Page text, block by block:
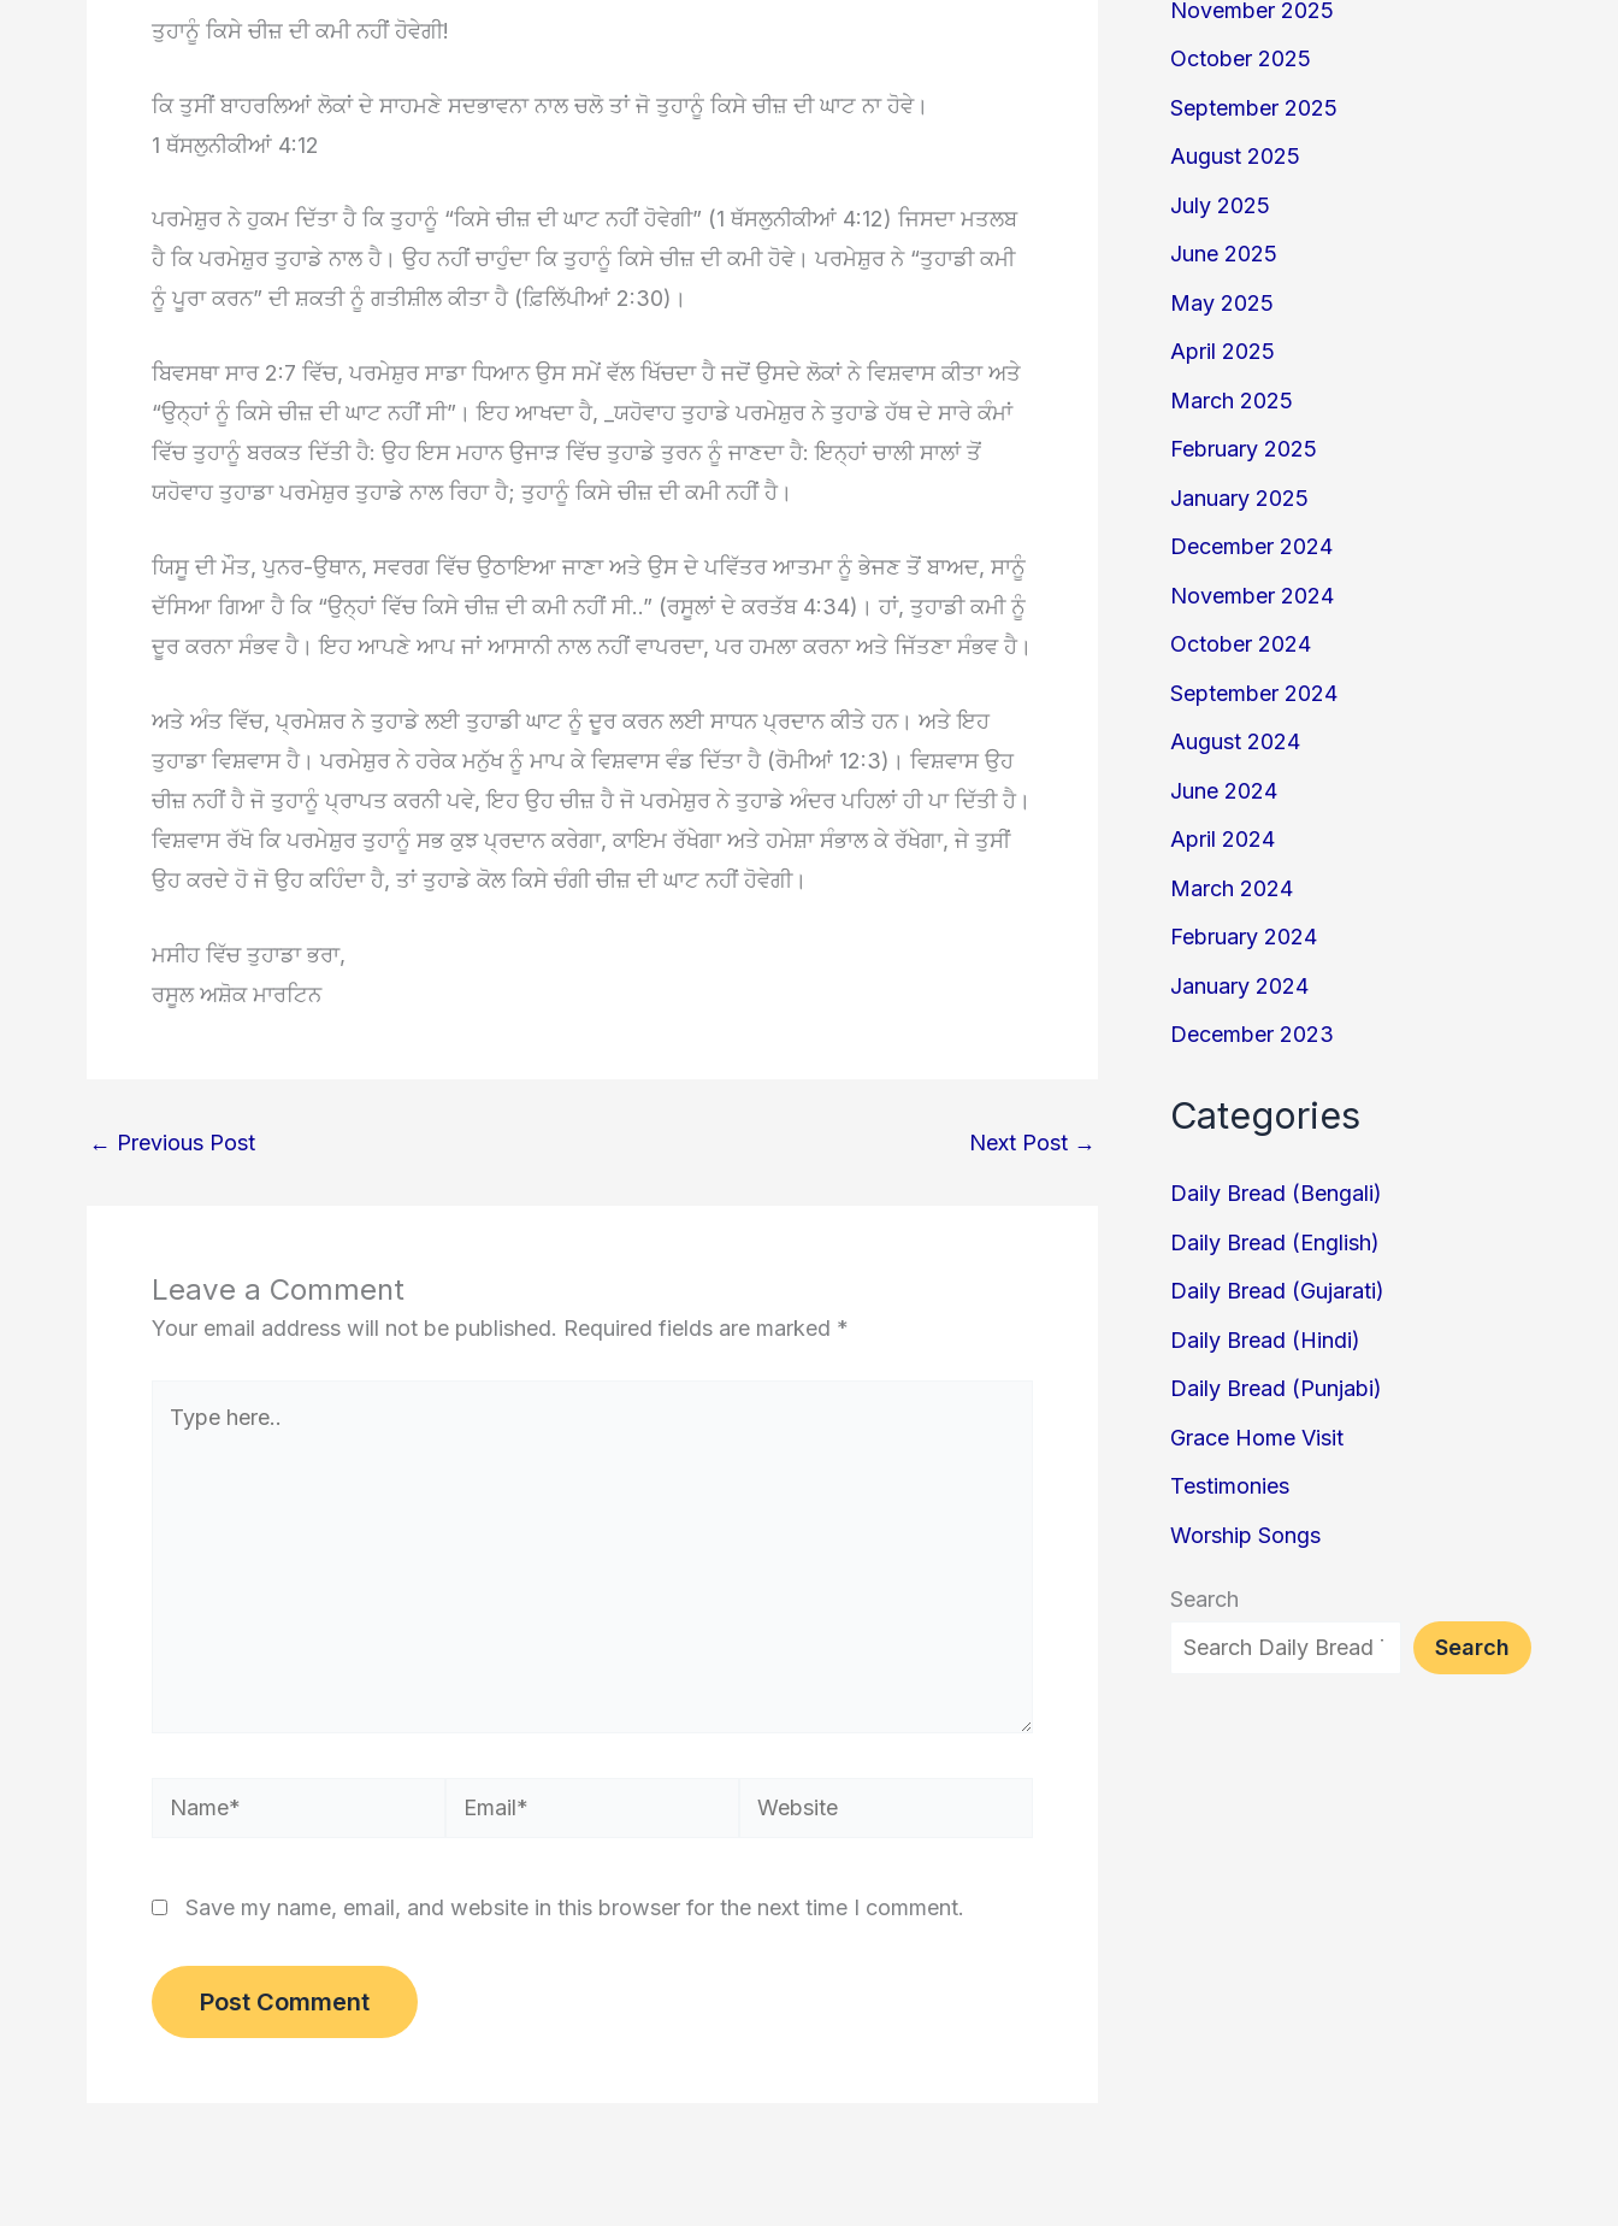
ਤੁਹਾਨੂੰ ਕਿਸੇ ਚੀਜ਼ ਦੀ ਕਮੀ ਨਹੀਂ ਹੋਵੇਗੀ!
ਕਿ ਤੁਸੀਂ ਬਾਹਰਲਿਆਂ ਲੋਕਾਂ ਦੇ ਸਾਹਮਣੇ ਸਦਭਾਵਨਾ ਨਾਲ ਚਲੋ ਤਾਂ ਜੋ ਤੁਹਾਨੂੰ ਕਿਸੇ ਚੀਜ਼ ਦੀ ਘਾਟ ਨਾ ਹੋਵੇ।
1 ਥੱਸਲੁਨੀਕੀਆਂ 4:12
ਪਰਮੇਸ਼ੁਰ ਨੇ ਹੁਕਮ ਦਿੱਤਾ ਹੈ ਕਿ ਤੁਹਾਨੂੰ “ਕਿਸੇ ਚੀਜ਼ ਦੀ ਘਾਟ ਨਹੀਂ ਹੋਵੇਗੀ” (1 ਥੱਸਲੁਨੀਕੀਆਂ 4:12) ਜਿਸਦਾ ਮਤਲਬ
ਹੈ ਕਿ ਪਰਮੇਸ਼ੁਰ ਤੁਹਾਡੇ ਨਾਲ ਹੈ। ਉਹ ਨਹੀਂ ਚਾਹੁੰਦਾ ਕਿ ਤੁਹਾਨੂੰ ਕਿਸੇ ਚੀਜ਼ ਦੀ ਕਮੀ ਹੋਵੇ। ਪਰਮੇਸ਼ੁਰ ਨੇ “ਤੁਹਾਡੀ ਕਮੀ
ਨੂੰ ਪੂਰਾ ਕਰਨ” ਦੀ ਸ਼ਕਤੀ ਨੂੰ ਗਤੀਸ਼ੀਲ ਕੀਤਾ ਹੈ (ਫ਼ਿਲਿੱਪੀਆਂ 2:30)।
ਬਿਵਸਥਾ ਸਾਰ 2:7 ਵਿੱਚ, ਪਰਮੇਸ਼ੁਰ ਸਾਡਾ ਧਿਆਨ ਉਸ ਸਮੇਂ ਵੱਲ ਖਿੱਚਦਾ ਹੈ ਜਦੋਂ ਉਸਦੇ ਲੋਕਾਂ ਨੇ ਵਿਸ਼ਵਾਸ ਕੀਤਾ ਅਤੇ
“ਉਨ੍ਹਾਂ ਨੂੰ ਕਿਸੇ ਚੀਜ਼ ਦੀ ਘਾਟ ਨਹੀਂ ਸੀ”। ਇਹ ਆਖਦਾ ਹੈ, _ਯਹੋਵਾਹ ਤੁਹਾਡੇ ਪਰਮੇਸ਼ੁਰ ਨੇ ਤੁਹਾਡੇ ਹੱਥ ਦੇ ਸਾਰੇ ਕੰਮਾਂ
ਵਿੱਚ ਤੁਹਾਨੂੰ ਬਰਕਤ ਦਿੱਤੀ ਹੈ: ਉਹ ਇਸ ਮਹਾਨ ਉਜਾੜ ਵਿੱਚ ਤੁਹਾਡੇ ਤੁਰਨ ਨੂੰ ਜਾਣਦਾ ਹੈ: ਇਨ੍ਹਾਂ ਚਾਲੀ ਸਾਲਾਂ ਤੋਂ
ਯਹੋਵਾਹ ਤੁਹਾਡਾ ਪਰਮੇਸ਼ੁਰ ਤੁਹਾਡੇ ਨਾਲ ਰਿਹਾ ਹੈ; ਤੁਹਾਨੂੰ ਕਿਸੇ ਚੀਜ਼ ਦੀ ਕਮੀ ਨਹੀਂ ਹੈ।
ਯਿਸੂ ਦੀ ਮੌਤ, ਪੁਨਰ-ਉਥਾਨ, ਸਵਰਗ ਵਿੱਚ ਉਠਾਇਆ ਜਾਣਾ ਅਤੇ ਉਸ ਦੇ ਪਵਿੱਤਰ ਆਤਮਾ ਨੂੰ ਭੇਜਣ ਤੋਂ ਬਾਅਦ, ਸਾਨੂੰ
ਦੱਸਿਆ ਗਿਆ ਹੈ ਕਿ “ਉਨ੍ਹਾਂ ਵਿੱਚ ਕਿਸੇ ਚੀਜ਼ ਦੀ ਕਮੀ ਨਹੀਂ ਸੀ..” (ਰਸੂਲਾਂ ਦੇ ਕਰਤੱਬ 4:34)। ਹਾਂ, ਤੁਹਾਡੀ ਕਮੀ ਨੂੰ
ਦੂਰ ਕਰਨਾ ਸੰਭਵ ਹੈ। ਇਹ ਆਪਣੇ ਆਪ ਜਾਂ ਆਸਾਨੀ ਨਾਲ ਨਹੀਂ ਵਾਪਰਦਾ, ਪਰ ਹਮਲਾ ਕਰਨਾ ਅਤੇ ਜਿੱਤਣਾ ਸੰਭਵ ਹੈ।
ਅਤੇ ਅੰਤ ਵਿੱਚ, ਪ੍ਰਮੇਸ਼ਰ ਨੇ ਤੁਹਾਡੇ ਲਈ ਤੁਹਾਡੀ ਘਾਟ ਨੂੰ ਦੂਰ ਕਰਨ ਲਈ ਸਾਧਨ ਪ੍ਰਦਾਨ ਕੀਤੇ ਹਨ। ਅਤੇ ਇਹ
ਤੁਹਾਡਾ ਵਿਸ਼ਵਾਸ ਹੈ। ਪਰਮੇਸ਼ੁਰ ਨੇ ਹਰੇਕ ਮਨੁੱਖ ਨੂੰ ਮਾਪ ਕੇ ਵਿਸ਼ਵਾਸ ਵੰਡ ਦਿੱਤਾ ਹੈ (ਰੋਮੀਆਂ 12:3)। ਵਿਸ਼ਵਾਸ ਉਹ
ਚੀਜ਼ ਨਹੀਂ ਹੈ ਜੋ ਤੁਹਾਨੂੰ ਪ੍ਰਾਪਤ ਕਰਨੀ ਪਵੇ, ਇਹ ਉਹ ਚੀਜ਼ ਹੈ ਜੋ ਪਰਮੇਸ਼ੁਰ ਨੇ ਤੁਹਾਡੇ ਅੰਦਰ ਪਹਿਲਾਂ ਹੀ ਪਾ ਦਿੱਤੀ ਹੈ।
ਵਿਸ਼ਵਾਸ ਰੱਖੋ ਕਿ ਪਰਮੇਸ਼ੁਰ ਤੁਹਾਨੂੰ ਸਭ ਕੁਝ ਪ੍ਰਦਾਨ ਕਰੇਗਾ, ਕਾਇਮ ਰੱਖੇਗਾ ਅਤੇ ਹਮੇਸ਼ਾ ਸੰਭਾਲ ਕੇ ਰੱਖੇਗਾ, ਜੇ ਤੁਸੀਂ
ਉਹ ਕਰਦੇ ਹੋ ਜੋ ਉਹ ਕਹਿੰਦਾ ਹੈ, ਤਾਂ ਤੁਹਾਡੇ ਕੋਲ ਕਿਸੇ ਚੰਗੀ ਚੀਜ਼ ਦੀ ਘਾਟ ਨਹੀਂ ਹੋਵੇਗੀ।
ਮਸੀਹ ਵਿੱਚ ਤੁਹਾਡਾ ਭਰਾ,
ਰਸੂਲ ਅਸ਼ੋਕ ਮਾਰਟਿਨ
← Previous Post Next Post →
Leave a Comment
Your email address will not be published. Required fields are marked *
here..
Name* Email* Website
Save my name, email, and website in this browser for the next time I comment.
November 2025
October 2025
September 2025
August 2025
July 2025
June 2025
May 2025
April 2025
March 2025
February 2025
January 2025
December 2024
November 2024
October 2024
September 2024
August 2024
June 2024
April 2024
March 2024
February 2024
January 2024
December 2023
Categories
Daily Bread (Bengali)
Daily Bread (English)
Daily Bread (Gujarati)
Daily Bread (Hindi)
Daily Bread (Punjabi)
Grace Home Visit
Testimonies
Worship Songs
Search
Search